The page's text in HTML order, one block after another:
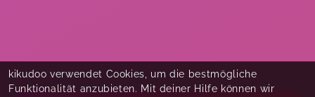
kikudoo verwendet Cookies, um die bestmögliche
Funktionalität anzubieten. Mit deiner Hilfe können wir